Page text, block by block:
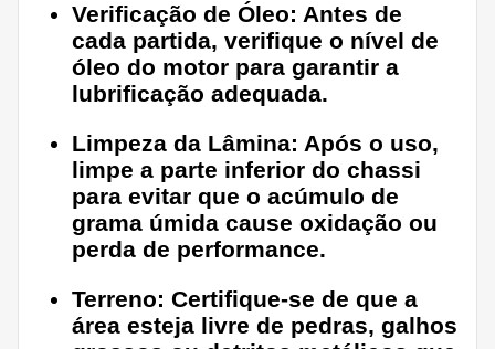
Verificação de Óleo: Antes de
cada partida, verifique o nível de
óleo do motor para garantir a
lubrificação adequada.
Limpeza da Lâmina: Após o uso,
limpe a parte inferior do chassi
para evitar que o acúmulo de
grama úmida cause oxidação ou
perda de performance.
Terreno: Certifique-se de que a
área esteja livre de pedras, galhos